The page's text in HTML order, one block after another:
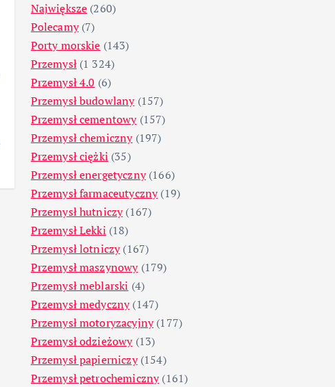
Największe (260)
Polecamy(7)
Porty morskie (143)
Przemysł(1 324)
Przemysł 4.0 (6)
Przemysł budowlany(157)
Przemysł cementowy(157)
Przemysł chemiczny(197)
Przemysł ciężki (35)
Przemysł energetyczny(166)
Przemysł farmaceutyczny(19)
Przemysł hutniczy(167)
Przemysł Lekki (18)
Przemysł lotniczy(167)
Przemysł maszynowy(179)
Przemysł meblarski (4)
Przemysł medyczny(147)
Przemysł motoryzacyjny(177)
Przemysł odzieżowy(13)
Przemysł papierniczy(154)
Przemysł petrochemiczny(161)